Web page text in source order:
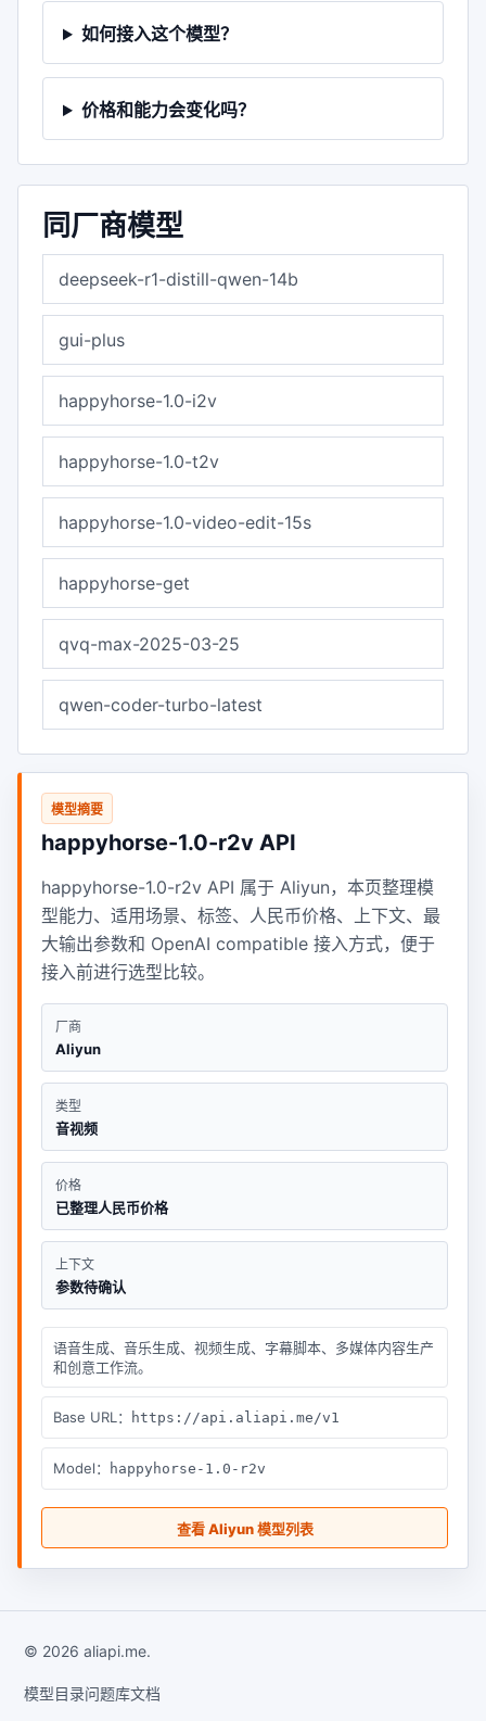
如何接入这个模型？
价格和能力会变化吗？
同厂商模型
deepseek-r1-distill-qwen-14b
gui-plus
happyhorse-1.0-i2v
happyhorse-1.0-t2v
happyhorse-1.0-video-edit-15s
happyhorse-get
qvq-max-2025-03-25
qwen-coder-turbo-latest
模型摘要
happyhorse-1.0-r2v API
happyhorse-1.0-r2v API 属于 Aliyun，本页整理模
型能力、适用场景、标签、人民币价格、上下文、最
大输出参数和 OpenAI compatible 接入方式，便于
接入前进行选型比较。
厂商
Aliyun
类型
音视频
价格
已整理人民币价格
上下文
参数待确认
语音生成、音乐生成、视频生成、字幕脚本、多媒体内容生产
和创意工作流。
Base URL： https://api.aliapi.me/v1
Model： happyhorse-1.0-r2v
查看 Aliyun 模型列表
© 2026 aliapi.me.
模型目录问题库文档